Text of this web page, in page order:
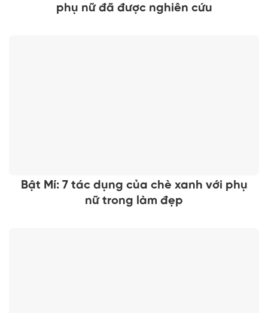
phụ nữ đã được nghiên cứu
Bật Mí: 7 tác dụng của chè xanh với phụ
nữ trong làm đẹp